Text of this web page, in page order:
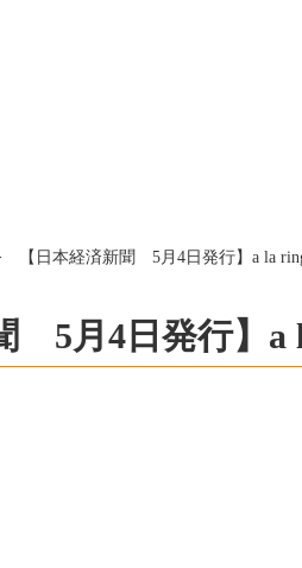
日本経済新聞 5月4日発行】a la
5月4日発行】